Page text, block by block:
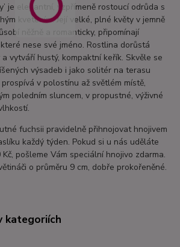
je elegantní, vzpřímeně rostoucí odrůda s
kvetením. Její velké, plné květy v jemně
něžně a romanticky, připomínají
nese své jméno. Rostlina dorůstá
vytváří hustý, kompaktní keřík. Skvěle se
výsadeb i jako solitér na terasu
v polostínu až světlém místě,
poledním sluncem, v propustné, výživné
fuchsii pravidelně přihnojovat hnojivem
každý týden. Pokud si u nás uděláte
pošleme Vám speciální hnojivo zdarma.
o průměru 9 cm, dobře prokořeněné.
kategoriích